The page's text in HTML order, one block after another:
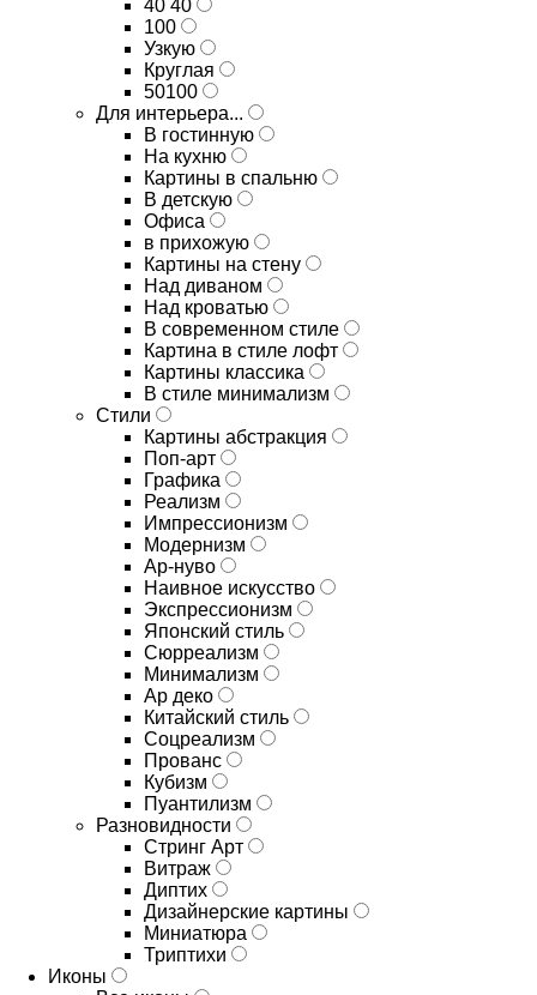
40 40
100
Узкую
Круглая
50100
Для интерьера...
В гостинную
На кухню
Картины в спальню
В детскую
Офиса
в прихожую
Картины на стену
Над диваном
Над кроватью
В современном стиле
Картина в стиле лофт
Картины классика
В стиле минимализм
Стили
Картины абстракция
Поп-арт
Графика
Реализм
Импрессионизм
Модернизм
Ар-нуво
Наивное искусство
Экспрессионизм
Японский стиль
Сюрреализм
Минимализм
Ар деко
Китайский стиль
Соцреализм
Прованс
Кубизм
Пуантилизм
Разновидности
Стринг Арт
Витраж
Диптих
Дизайнерские картины
Миниатюра
Триптихи
Иконы